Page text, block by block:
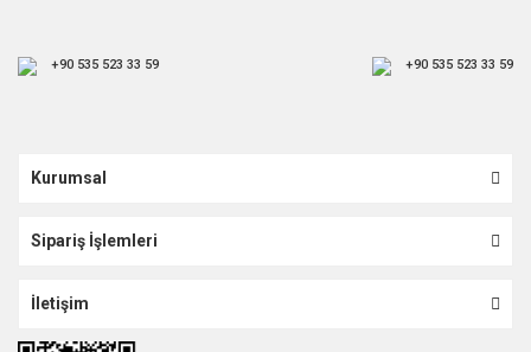
+90 535 523 33 59 +90 535 523 33 59
Kurumsal
Sipariş İşlemleri
İletişim